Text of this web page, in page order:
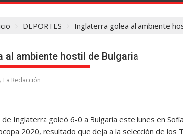
DEPORTES Inglaterra golea al ambiente
al ambiente hostil de Bulgaria
La Redacción
de Inglaterra goleó 6-0 a Bulgaria este lunes en
2020, resultado que deja a la selección de los